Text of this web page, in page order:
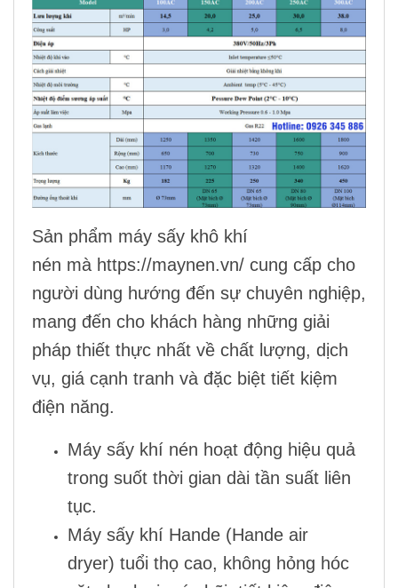
Sản phẩm máy sấy khô khí
nén mà https://maynen.vn/ cung cấp cho
người dùng hướng đến sự chuyên nghiệp,
mang đến cho khách hàng những giải
pháp thiết thực nhất về chất lượng, dịch
vụ, giá cạnh tranh và đặc biệt tiết kiệm
điện năng.
Máy sấy khí nén hoạt động hiệu quả
trong suốt thời gian dài tần suất liên
tục.
Máy sấy khí Hande (Hande air
dryer) tuổi thọ cao, không hỏng hóc